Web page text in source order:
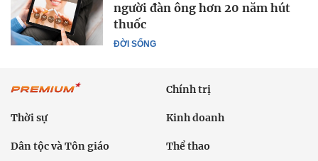
ĐỜI SỐNG
người đàn ông hơn 20 năm hút
thuốc
Chính trị
Thời sự Kinh doanh
Dân tộc và Tôn giáo Thể thao